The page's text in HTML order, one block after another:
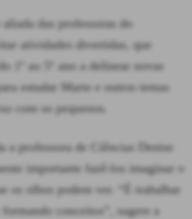
das professoras do
atividades divertidas, que
1º ao 5º ano a delinear novas
estudar Marte e outros temas
com os pequenos.
a professora de Ciências Denise
importante fazê-los imaginar o
os olhos podem ver. “É trabalhar
conceitos”, sugere a